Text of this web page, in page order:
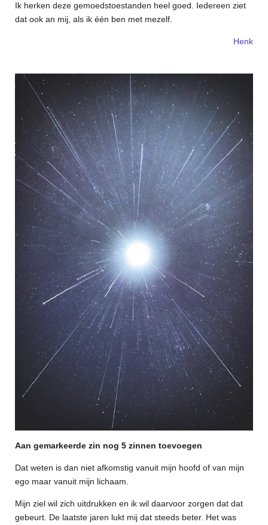
Ik herken deze gemoedstoestanden heel goed. Iedereen ziet
dat ook an mij, als ik één ben met mezelf.
Henk
Aan gemarkeerde zin nog 5 zinnen toevoegen
Dat weten is dan niet afkomstig vanuit mijn hoofd of van mijn
ego maar vanuit mijn lichaam.
Mijn ziel wil zich uitdrukken en ik wil daarvoor zorgen dat dat
gebeurt. De laatste jaren lukt mij dat steeds beter. Het was